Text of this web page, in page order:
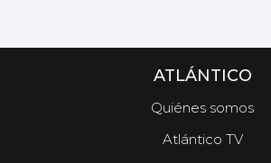
ATLÁNTICO
Quiénes somos
Atlántico TV